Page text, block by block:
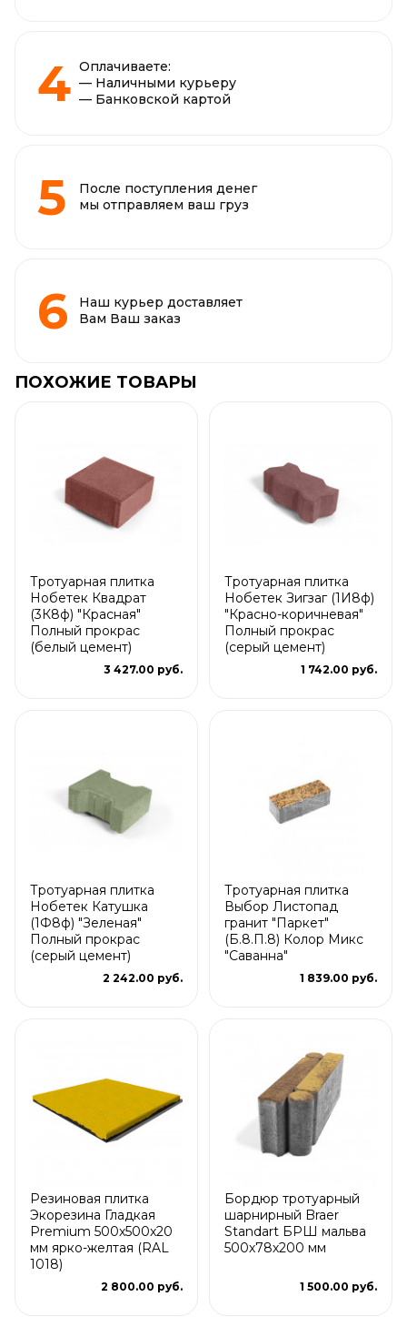
Оплачиваете:
— Наличными курьеру
— Банковской картой
После поступления денег
мы отправляем ваш груз
Наш курьер доставляет
Вам Ваш заказ
ПОХОЖИЕ ТОВАРЫ
Тротуарная плитка
Нобетек Квадрат
(3К8ф) "Красная"
Полный прокрас
(белый цемент)
3 427.00 руб.
Тротуарная плитка
Нобетек Зигзаг (1И8ф)
"Красно-коричневая"
Полный прокрас
(серый цемент)
1 742.00 руб.
Тротуарная плитка
Нобетек Катушка
(1Ф8ф) "Зеленая"
Полный прокрас
(серый цемент)
2 242.00 руб.
Тротуарная плитка
Выбор Листопад
гранит "Паркет"
(Б.8.П.8) Колор Микс
"Саванна"
1 839.00 руб.
Резиновая плитка
Экорезина Гладкая
Premium 500x500x20
мм ярко-желтая (RAL
1018)
2 800.00 руб.
Бордюр тротуарный
шарнирный Braer
Standart БРШ мальва
500х78х200 мм
1 500.00 руб.